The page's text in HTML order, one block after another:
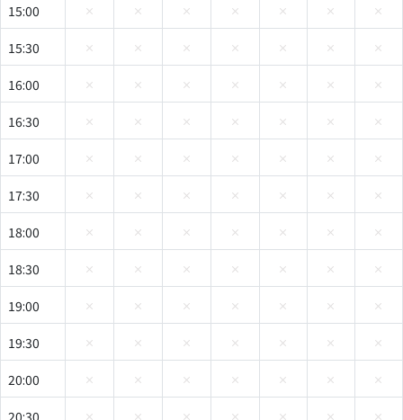
15:00
15:30
16:00
16:30
17:00
17:30
18:00
18:30
19:00
19:30
20:00
20:30